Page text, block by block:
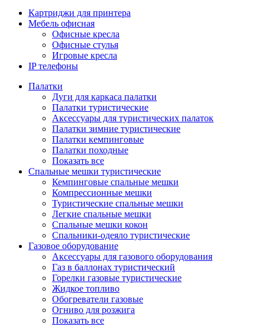
Картриджи для принтера
Мебель офисная
Офисные кресла
Офисные стулья
Игровые кресла
IP телефоны
Палатки
Дуги для каркаса палатки
Палатки туристические
Аксессуары для туристических палаток
Палатки зимние туристические
Палатки кемпинговые
Палатки походные
Показать все
Спальные мешки туристические
Кемпинговые спальные мешки
Компрессионные мешки
Туристические спальные мешки
Легкие спальные мешки
Спальные мешки кокон
Спальники-одеяло туристические
Газовое оборудование
Аксессуары для газового оборудования
Газ в баллонах туристический
Горелки газовые туристические
Жидкое топливо
Обогреватели газовые
Огниво для розжига
Показать все